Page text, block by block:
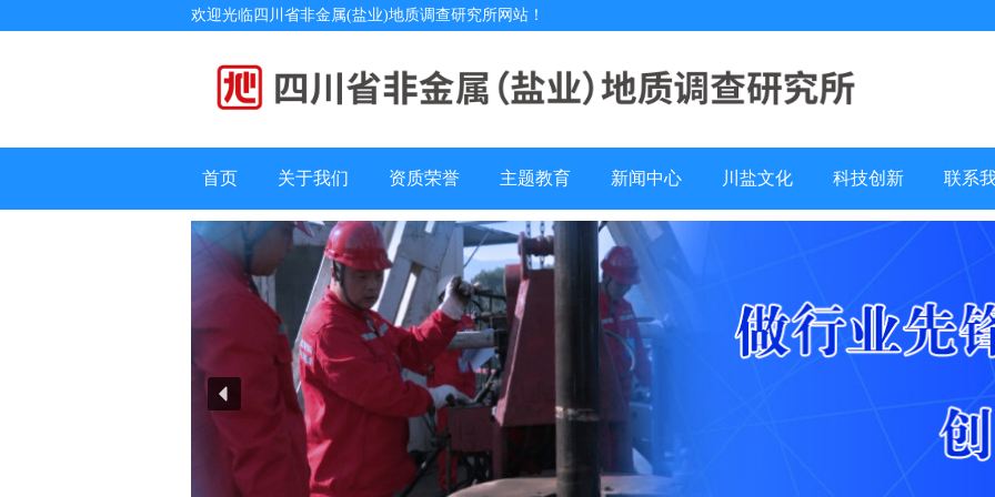
欢迎光临四川省非金属(盐业)地质调查研究所网站！
首页 关于我们 资质荣誉 主题教育 新闻中心 川盐文化 科技创新 联系